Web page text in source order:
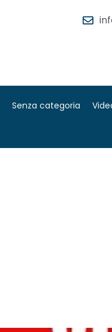
Senza categoria